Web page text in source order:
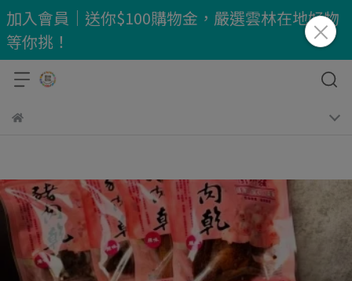
加入會員｜送你$100購物金，嚴選雲林在地好物
等你挑！